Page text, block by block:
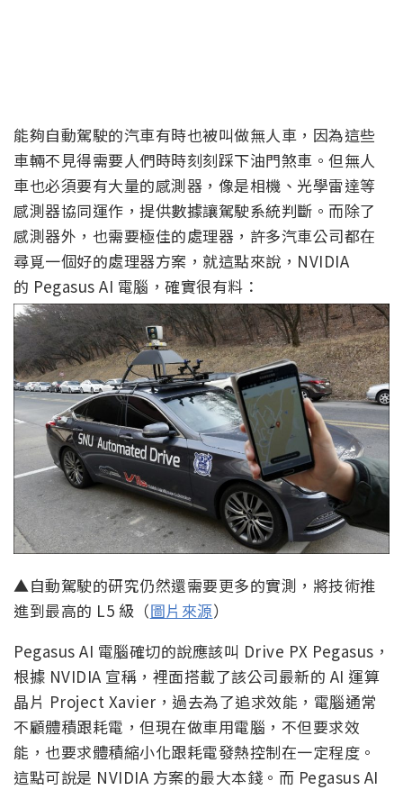
能夠自動駕駛的汽車有時也被叫做無人車，因為這些
車輛不見得需要人們時時刻刻踩下油門煞車。但無人
車也必須要有大量的感測器，像是相機、光學雷達等
感測器協同運作，提供數據讓駕駛系統判斷。而除了
感測器外，也需要極佳的處理器，許多汽車公司都在
尋覓一個好的處理器方案，就這點來說，NVIDIA
的 Pegasus AI 電腦，確實很有料：
▲自動駕駛的研究仍然還需要更多的實測，將技術推
進到最高的 L5 級（圖片來源）
Pegasus AI 電腦確切的說應該叫 Drive PX Pegasus，
根據 NVIDIA 宣稱，裡面搭載了該公司最新的 AI 運算
晶片 Project Xavier，過去為了追求效能，電腦通常
不顧體積跟耗電，但現在做車用電腦，不但要求效
能，也要求體積縮小化跟耗電發熱控制在一定程度。
這點可說是 NVIDIA 方案的最大本錢。而 Pegasus AI